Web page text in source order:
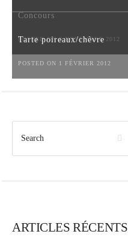
Concours
POSTED ON 6 NOVEMBRE 2012
Tarte poireaux/chèvre
POSTED ON 1 FÉVRIER 2012
ARTICLES RÉCENTS